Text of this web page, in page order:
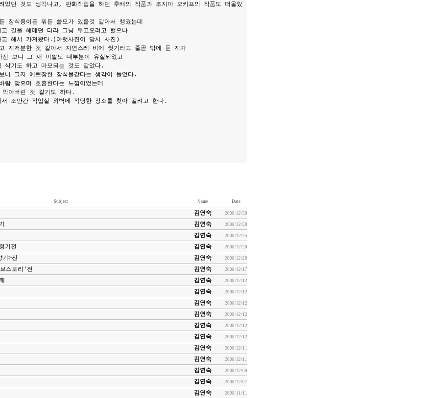
있던 것도 생각나고, 판화작업을 하던 후배의 작품과 조지아 오키프의 작품도 떠올랐
장식용이든 뭐든 쓸모가 있을것 같아서 챙겼는데
고 길을 헤메던 터라 그냥 두고오려고 했으나
고 해서 가져왔다.(아랫사진이 당시 사진)
지저분한 것 같아서 자연스레 비에 씻기라고 줄곧 밖에 둔 지가
보니 그 새 이빨도 대부분이 유실되었고
삭기도 하고 마모되는 것도 같았다.
니 그저 예쁘장한 장식물같다는 생각이 들었다.
람 맞으며 호흡한다는 느낌이었는데
아버린 것 같기도 하다.
서 조만간 작업실 외벽에 적당한 장소를 찾아 걸려고 한다.
Subject Name Date
김연숙 2008/12/30
김연숙 2008/12/30
김연숙 2008/12/25
기전 김연숙 2008/12/20
기>전 김연숙 2008/12/20
스토리'전 김연숙 2008/12/17
김연숙 2008/12/12
김연숙 2008/12/12
김연숙 2008/12/12
김연숙 2008/12/12
김연숙 2008/12/12
김연숙 2008/12/12
김연숙 2008/12/11
김연숙 2008/12/11
김연숙 2008/12/09
김연숙 2008/12/07
김연숙 2008/11/11